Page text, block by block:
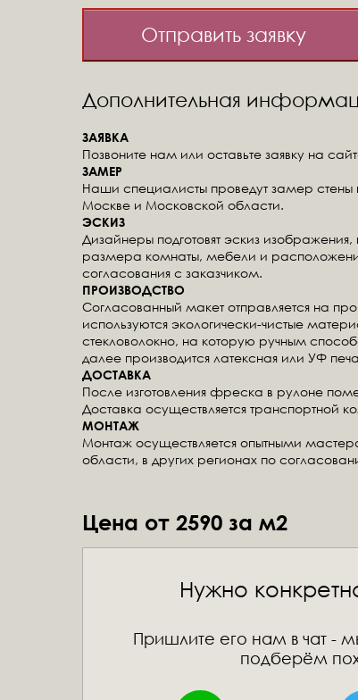
Отправить заявку
Дополнительная
ЗАЯВКА
Позвоните нам или оставьте заявку на
ЗАМЕР
Наши специалисты проведут замер
Москве и Московской области.
ЭСКИЗ
Дизайнеры подготовят эскиз
размера комнаты, мебели и
согласования с заказчиком.
ПРОИЗВОДСТВО
Согласованный макет отправляется на
используются экологически-чистые
стекловолокно, на которую ручным
далее производится латексная или УФ
ДОСТАВКА
После изготовления фреска в рулоне
Доставка осуществляется транспортной
МОНТАЖ
Монтаж осуществляется опытными
области, в других регионах по
Цена от 2590 за м2
Нужно
Пришлите его нам в чат -
подберём